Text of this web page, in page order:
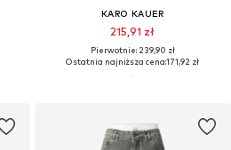
KARO KAUER
215,91 zł
Pierwotnie: 239,90 zł
Ostatnia najniższa cena:171,92 zł